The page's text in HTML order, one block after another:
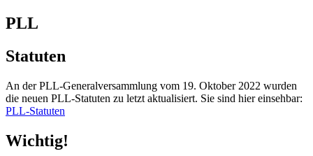
PLL
Statuten
An der PLL-Generalversammlung vom 19. Oktober 2022 wurden
die neuen PLL-Statuten zu letzt aktualisiert. Sie sind hier einsehbar:
PLL-Statuten
Wichtig!